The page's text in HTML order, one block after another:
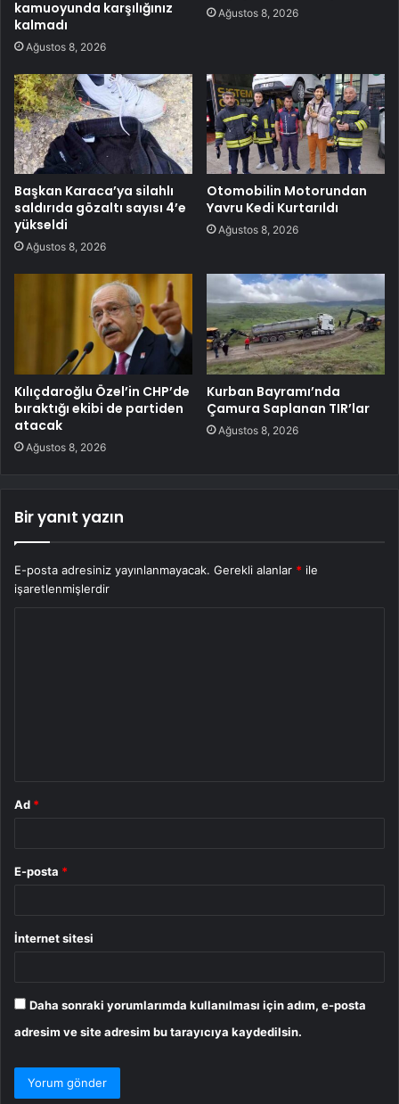
kamuoyunda karşılığınız
kalmadı
Ağustos 8, 2026
Ağustos 8, 2026
Başkan Karaca’ya silahlı
saldırıda gözaltı sayısı 4’e
yükseldi
Ağustos 8, 2026
Otomobilin Motorundan
Yavru Kedi Kurtarıldı
Ağustos 8, 2026
Kılıçdaroğlu Özel’in CHP’de
bıraktığı ekibi de partiden
atacak
Ağustos 8, 2026
Kurban Bayramı’nda
Çamura Saplanan TIR’lar
Ağustos 8, 2026
Bir yanıt yazın
E-posta adresiniz yayınlanmayacak. Gerekli alanlar * ile
işaretlenmişlerdir
Ad *
E-posta *
İnternet sitesi
Daha sonraki yorumlarımda kullanılması için adım, e-posta
adresim ve site adresim bu tarayıcıya kaydedilsin.